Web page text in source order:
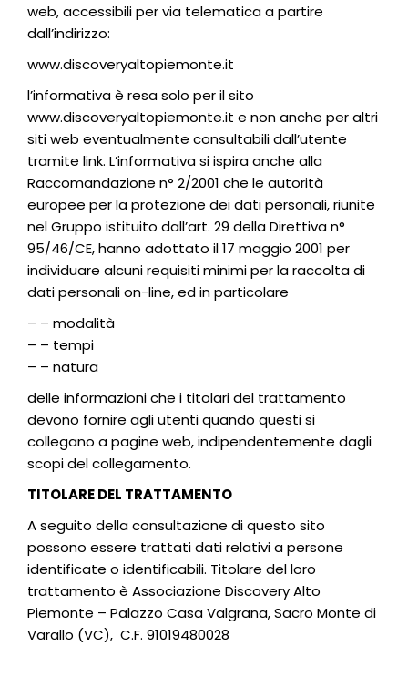
web, accessibili per via telematica a partire
dall’indirizzo:
www.discoveryaltopiemonte.it
l’informativa è resa solo per il sito
www.discoveryaltopiemonte.it e non anche per altri
siti web eventualmente consultabili dall’utente
tramite link. L’informativa si ispira anche alla
Raccomandazione n° 2/2001 che le autorità
europee per la protezione dei dati personali, riunite
nel Gruppo istituito dall’art. 29 della Direttiva n°
95/46/CE, hanno adottato il 17 maggio 2001 per
individuare alcuni requisiti minimi per la raccolta di
dati personali on-line, ed in particolare
– – modalità
– – tempi
– – natura
delle informazioni che i titolari del trattamento
devono fornire agli utenti quando questi si
collegano a pagine web, indipendentemente dagli
scopi del collegamento.
TITOLARE DEL TRATTAMENTO
A seguito della consultazione di questo sito
possono essere trattati dati relativi a persone
identificate o identificabili. Titolare del loro
trattamento è Associazione Discovery Alto
Piemonte – Palazzo Casa Valgrana, Sacro Monte di
Varallo (VC), C.F. 91019480028